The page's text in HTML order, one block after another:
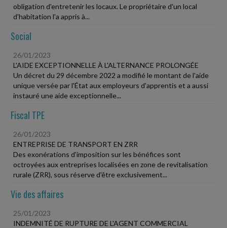
obligation d'entretenir les locaux. Le propriétaire d'un local
d'habitation l'a appris à...
Social
26/01/2023
L'AIDE EXCEPTIONNELLE À L'ALTERNANCE PROLONGÉE
Un décret du 29 décembre 2022 a modifié le montant de l'aide
unique versée par l'État aux employeurs d'apprentis et a aussi
instauré une aide exceptionnelle...
Fiscal TPE
26/01/2023
ENTREPRISE DE TRANSPORT EN ZRR
Des exonérations d'imposition sur les bénéfices sont
octroyées aux entreprises localisées en zone de revitalisation
rurale (ZRR), sous réserve d'être exclusivement...
Vie des affaires
25/01/2023
INDEMNITÉ DE RUPTURE DE L'AGENT COMMERCIAL